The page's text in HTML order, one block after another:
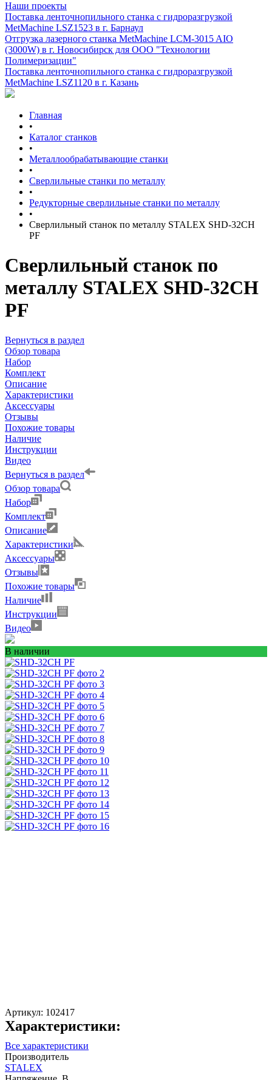
Наши проекты
Поставка ленточнопильного станка c гидроразгрузкой
MetMachine LSZ1523 в г. Барнаул
Отгрузка лазерного станка MetMachine LCM-3015 AIO
(3000W) в г. Новосибирск для ООО "Технологии
Полимеризации"
Поставка ленточнопильного станка c гидроразгрузкой
MetMachine LSZ1120 в г. Казань
Главная
•
Каталог станков
•
Металлообрабатывающие станки
•
Сверлильные станки по металлу
•
Редукторные сверлильные станки по металлу
•
Сверлильный станок по металлу STALEX SHD-32CH
PF
Сверлильный станок по
металлу STALEX SHD-32CH
PF
Вернуться в раздел
Обзор товара
Набор
Комплект
Описание
Характеристики
Аксессуары
Отзывы
Похожие товары
Наличие
Инструкции
Видео
Вернуться в раздел
Обзор товара
Набор
Комплект
Описание
Характеристики
Аксессуары
Отзывы
Похожие товары
Наличие
Инструкции
Видео
В наличии
Артикул: 102417
Характеристики:
Все характеристики
Производитель
STALEX